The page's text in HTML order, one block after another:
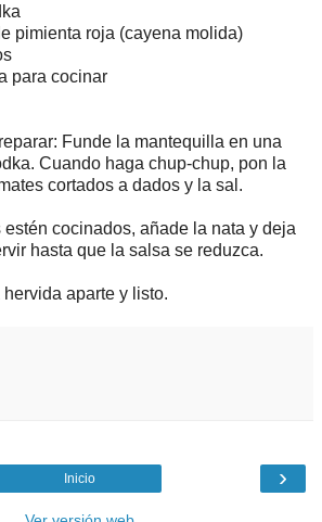
pimienta roja (cayena molida)
para cocinar
Funde la mantequilla en una
Cuando haga chup-chup, pon la
cortados a dados y la sal.
cocinados, añade la nata y deja
hasta que la salsa se reduzca.
aparte y listo.
›
Inicio